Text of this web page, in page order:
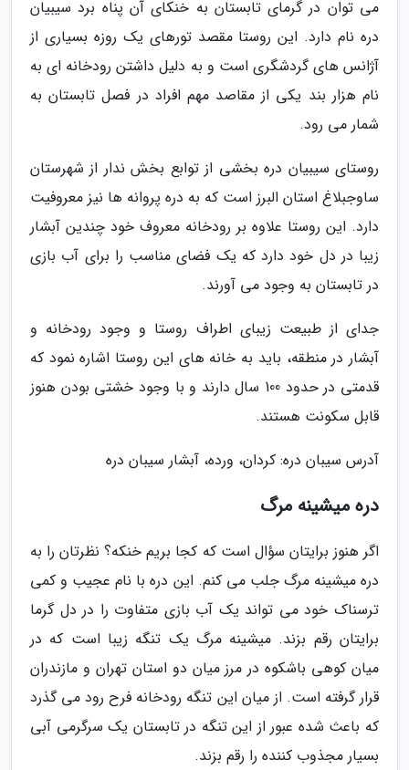
می توان در گرمای تابستان به خنکای آن پناه برد سیبیان
دره نام دارد. این روستا مقصد تورهای یک روزه بسیاری از
آژانس های گردشگری است و به دلیل داشتن رودخانه ای به
نام هزار بند یکی از مقاصد مهم افراد در فصل تابستان به
شمار می رود.
روستای سیبیان دره بخشی از توابع بخش ندار از شهرستان
ساوجبلاغ استان البرز است که به دره پروانه ها نیز معروفیت
دارد. این روستا علاوه بر رودخانه معروف خود چندین آبشار
زیبا در دل خود دارد که یک فضای مناسب را برای آب بازی
در تابستان به وجود می آورند.
جدای از طبیعت زیبای اطراف روستا و وجود رودخانه و
آبشار در منطقه، باید به خانه های این روستا اشاره نمود که
قدمتی در حدود 100 سال دارند و با وجود خشتی بودن هنوز
قابل سکونت هستند.
آدرس سیبان دره: کردان، ورده، آبشار سیبان دره
دره میشینه مرگ
اگر هنوز برایتان سؤال است که کجا بریم خنکه؟ نظرتان را به
دره میشینه مرگ جلب می کنم. این دره با نام عجیب و کمی
ترسناک خود می تواند یک آب بازی متفاوت را در دل گرما
برایتان رقم بزند. میشینه مرگ یک تنگه زیبا است که در
میان کوهی باشکوه در مرز میان دو استان تهران و مازندران
قرار گرفته است. از میان این تنگه رودخانه فرح رود می گذرد
که باعث شده عبور از این تنگه در تابستان یک سرگرمی آبی
بسیار مجذوب کننده را رقم بزند.